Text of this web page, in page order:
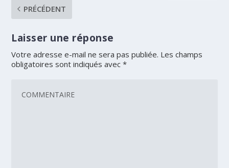
PRÉCÉDENT
Laisser une réponse
Votre adresse e-mail ne sera pas publiée. Les champs
obligatoires sont indiqués avec*